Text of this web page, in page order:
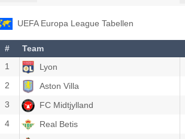
UEFA Europa League Tabellen
# Team
1
Lyon
2
Aston Villa
3
FC Midtjylland
4
Real Betis